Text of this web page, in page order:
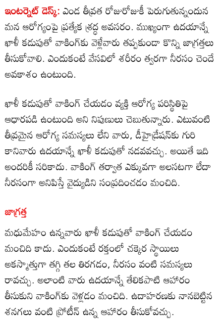
ఇంటర్నెట్ డెస్క్:ఎండ తీవ్రత రోజురోజుకీ పెరుగుతున్నందున
మన ఆరోగ్యంపై ప్రత్యేక శ్రద్ధ అవసరం. ముఖ్యంగా ఉదయాన్నే
ఖాళీ కడుపుతో వాకింగ్‌కు వెళ్లేవారు తప్పకుండా కొన్ని జాగ్రత్తలు
తీసుకోవాలి. ఎందుకంటే వేసవిలో శరీరం త్వరగా నీరసం చెందే
అవకాశం ఉంటుంది.
ఖాళీ కడుపుతో వాకింగ్ చేయడం వ్యక్తి ఆరోగ్య పరిస్థితిపై
ఆధారపడి ఉంటుంది అని నిపుణులు చెబుతున్నారు. ఎటువంటి
తీవ్రమైన ఆరోగ్య సమస్యలు లేని వారు, డీహైడ్రేషన్‌కు గురి
కానివారు ఉదయాన్నే ఖాళీ కడుపుతో నడవవచ్చు. అయితే ఇది
అందరికీ సరికాదు. వాకింగ్ తర్వాత ఎక్కువగా అలసటగా లేదా
నీరసంగా అనిపిస్తే వైద్యుడిని సంప్రదించడం మంచిది.
జాగ్రత్త
మధుమేహం ఉన్నవారు ఖాళీ కడుపుతో వాకింగ్ చేయడం
మంచిది కాదు. ఎందుకంటే రక్తంలో చక్కెర స్థాయిలు
అకస్మాత్తుగా తగ్గి తల తిరగడం, నీరసం వంటి సమస్యలు
రావచ్చు. అలాంటి వారు ఉదయాన్నే తేలికపాటి ఆహారం
తీసుకుని వాకింగ్‌కు వెళ్లడం మంచిది. ఉదాహరణకు నానబెట్టిన
శనగలు వంటి ప్రోటీన్ ఉన్న ఆహారం తీసుకోవచ్చు.